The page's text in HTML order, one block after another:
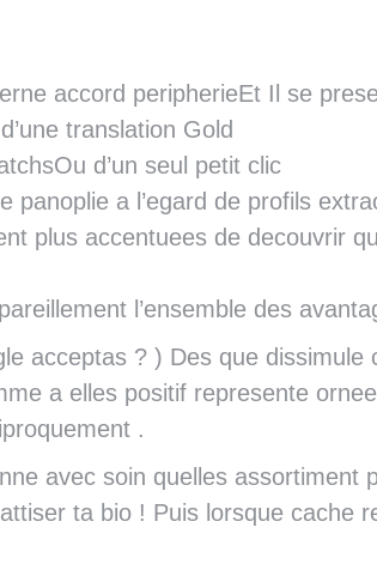
accord peripherieEt Il se
translation Gold
d’un seul petit clic
panoplie a l’egard de profils
plus accentuees de decouvrir
l’ensemble des
acceptas ? ) Des que
a elles positif represente
.
avec soin quelles assortiment
ta bio ! Puis lorsque cache